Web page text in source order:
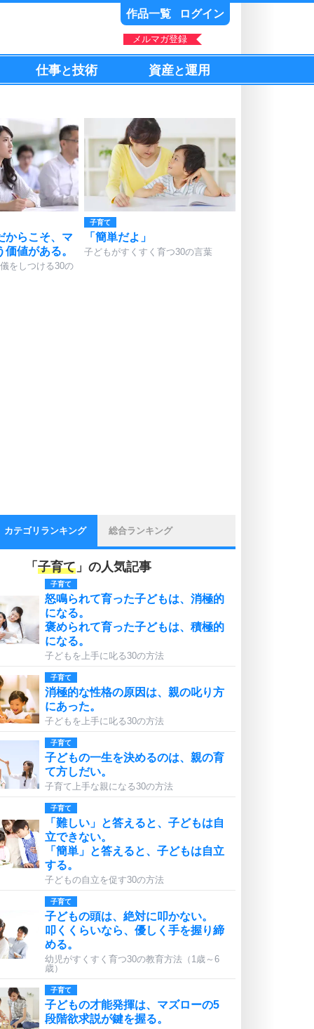
作品一覧 ログイン
メルマガ登録
仕事と技術 資産と運用
からこそ、マ
値がある。
をしつける30の
子育て
「簡単だよ」
子どもがすくすく育つ30の言葉
カテゴリランキング 総合ランキング
「 子育て 」の人気記事
子育て
怒鳴られて育った子どもは、消極的
になる。
褒められて育った子どもは、積極的
になる。
子どもを上手に叱る30の方法
子育て
消極的な性格の原因は、親の叱り方
にあった。
子どもを上手に叱る30の方法
子育て
子どもの一生を決めるのは、親の育
て方しだい。
子育て上手な親になる30の方法
子育て
「難しい」と答えると、子どもは自
立できない。
「簡単」と答えると、子どもは自立
する。
子どもの自立を促す30の方法
子育て
子どもの頭は、絶対に叩かない。
叩くくらいなら、優しく手を握り締
める。
幼児がすくすく育つ30の教育方法（1歳～6
歳）
子育て
子どもの才能発揮は、マズローの5
段階欲求説が鍵を握る。